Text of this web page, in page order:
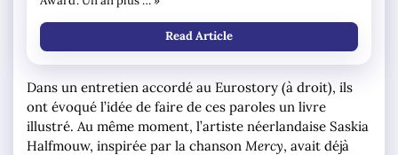
Read Article
Dans un entretien accordé au Eurostory (à droit), ils
ont évoqué l’idée de faire de ces paroles un livre
illustré. Au même moment, l’artiste néerlandaise Saskia
Halfmouw, inspirée par la chanson Mercy, avait déjà